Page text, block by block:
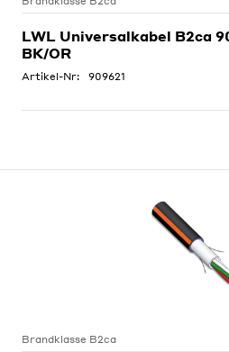
LWL Universalkabel B2ca
BK/OR
Artikel-Nr: 909621
Brandklasse B2ca